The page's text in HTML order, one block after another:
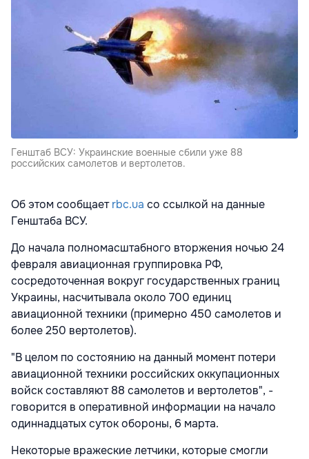
Генштаб ВСУ: Украинские военные сбили уже 88
российских самолетов и вертолетов.
Об этом сообщаетrbc.ua со ссылкой на данные
Генштаба ВСУ.
До начала полномасштабного вторжения ночью 24
февраля авиационная группировка РФ,
сосредоточенная вокруг государственных границ
Украины, насчитывала около 700 единиц
авиационной техники (примерно 450 самолетов и
более 250 вертолетов).
"В целом по состоянию на данный момент потери
авиационной техники российских оккупационных
войск составляют 88 самолетов и вертолетов", -
говорится в оперативной информации на начало
одиннадцатых суток обороны, 6 марта.
Некоторые вражеские летчики, которые смогли